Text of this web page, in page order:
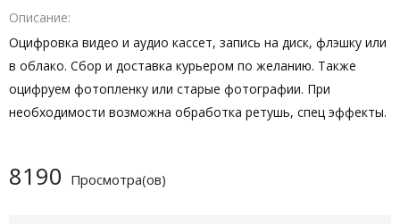
Описание
Оцифровка видео и аудио кассет, запись на диск, флэшку или
в облако. Сбор и доставка курьером по желанию. Также
оцифруем фотопленку или старые фотографии. При
необходимости возможна обработка ретушь, спец эффекты.
8190 Просмотра(ов)